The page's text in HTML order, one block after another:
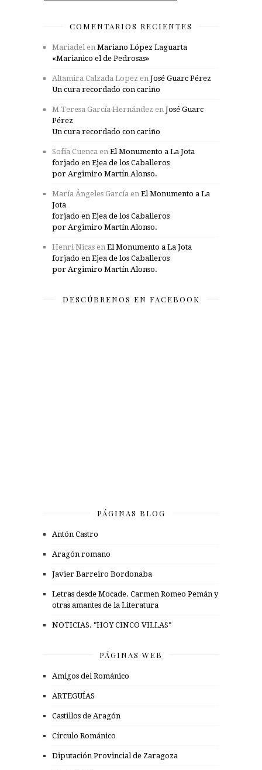
COMENTARIOS RECIENTES
Mariadel en Mariano López Laguarta
«Marianico el de Pedrosas»
Altamira Calzada Lopez en José Guarc Pérez
Un cura recordado con cariño
M Teresa García Hernández en José Guarc
Pérez
Un cura recordado con cariño
Sofía Cuenca en El Monumento a La Jota
forjado en Ejea de los Caballeros
por Argimiro Martín Alonso.
María Ángeles García en El Monumento a La
Jota
forjado en Ejea de los Caballeros
por Argimiro Martín Alonso.
Henri Nicas en El Monumento a La Jota
forjado en Ejea de los Caballeros
por Argimiro Martín Alonso.
DESCÚBRENOS EN FACEBOOK
PÁGINAS BLOG
Antón Castro
Aragón romano
Javier Barreiro Bordonaba
Letras desde Mocade. Carmen Romeo Pemán y
otras amantes de la Literatura
NOTICIAS. "HOY CINCO VILLAS"
PÁGINAS WEB
Amigos del Románico
ARTEGUÍAS
Castillos de Aragón
Círculo Románico
Diputación Provincial de Zaragoza